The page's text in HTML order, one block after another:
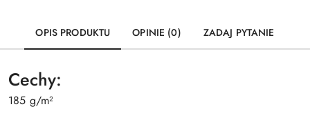
OPIS PRODUKTU OPINIE (0) ZADAJ PYTANIE
Cechy:
185 g/m²